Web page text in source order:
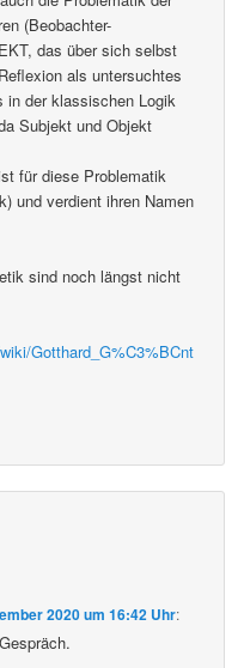
diesem Punkte Abhilfe
die Problematik der
(Beobachter-
das über sich selbst
als untersuchtes
der klassischen Logik
Subjekt und Objekt
für diese Problematik
und verdient ihren Namen
sind noch längst nicht
Gotthard_G%C3%BCnt
2020 um 16:42 Uhr